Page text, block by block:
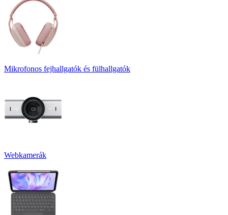
Mikrofonos fejhallgatók és fülhallgatók
Webkamerák